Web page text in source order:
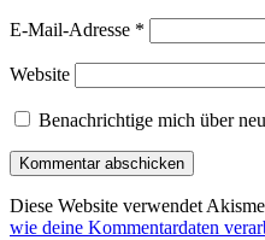
E-Mail-Adresse *
Website
Benachrichtige mich über
Diese Website verwendet
wie deine Kommentardaten